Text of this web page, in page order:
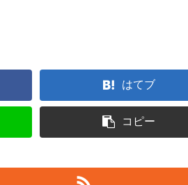
はてブ
コピー